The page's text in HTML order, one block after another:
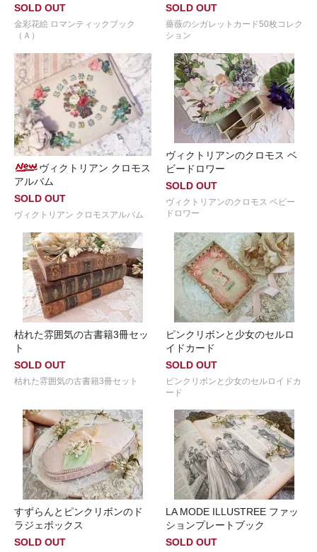
SOLD OUT
金彩花絵 ロマンティックブック
（Ａ）
SOLD OUT
薔薇のシガレットカード50枚コレク
ション
ヴィクトリアン クロモス
アルバム
SOLD OUT
ヴィクトリアン クロモスアルバム
ヴィクトリアンのクロモス ベ
ビードロワー
SOLD OUT
ヴィクトリアンのクロモス ベビー
ドロワー
枯れた雰囲気の古書籍3冊セッ
ト
SOLD OUT
枯れた雰囲気の古書籍3冊セット
ピンクリボンと少女のセルロ
イドカード
SOLD OUT
ピンクリボンと少女のセルロイドカ
ード
すずらんとピンクリボンのド
ラジェボックス
SOLD OUT
LA MODE ILLUSTREE ファッ
ションプレートブック
SOLD OUT